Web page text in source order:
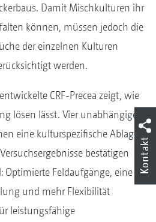
Damit Mischkulturen ihr
können, müssen jedoch die
der einzelnen Kulturen
werden.
CRF-Precea zeigt, wie
lösen lässt. Vier unabhängige
eine kulturspezifische Ablage
bestätigen
Optimierte Feldaufgänge, eine
und mehr Flexibilität
leistungsfähige
Kontakt